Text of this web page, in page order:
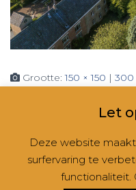
Grootte:150 × 150 | 300
CONTACT
Let
Deze website
surfervaring te
functionaliteit.